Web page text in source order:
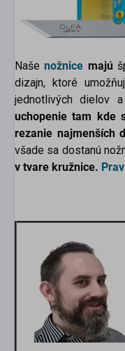
Našenožnice majú
dizajn, ktoré
jednotlivých dielov a
uchopenie tam kde
rezanie najmenších
všade sa dostanú
v tvare kružnice.